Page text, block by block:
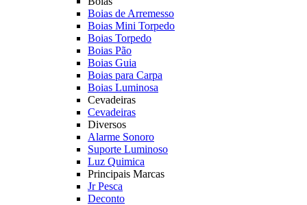
Boias de Arremesso
Boias Mini Torpedo
Boias Torpedo
Boias Pão
Boias Guia
Boias para Carpa
Boias Luminosa
Cevadeiras
Cevadeiras
Diversos
Alarme Sonoro
Suporte Luminoso
Luz Quimica
Principais Marcas
Jr Pesca
Deconto